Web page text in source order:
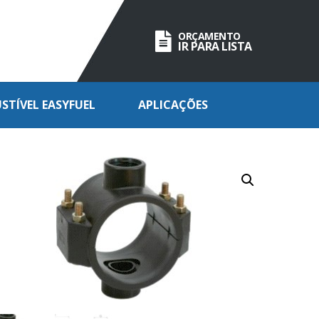
ORÇAMENTO
IR PARA LISTA
EASYFUEL APLICAÇÕES